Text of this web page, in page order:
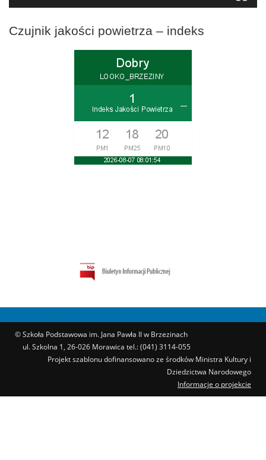
Czujnik jakości powietrza – indeks
© Szkoła Podstawowa im. Jana Pawła II w Brzezinach
ul. Szkolna 1, 26-026 Morawica tel.: (041) 3114-055
Projekt szablonu dofinansowano ze środków Ministra Kultury i
Dziedzictwa Narodowego
Informacje o projekcie